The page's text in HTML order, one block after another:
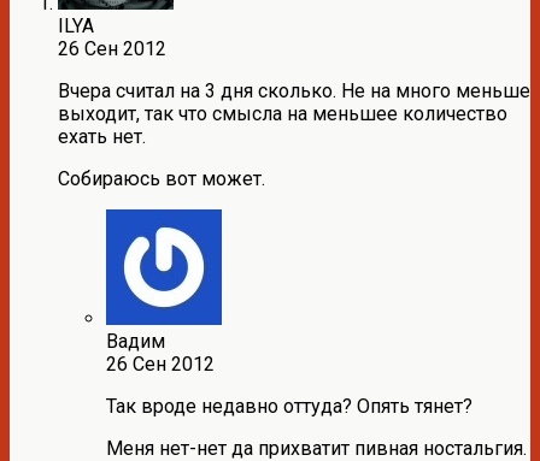
ILYA
26 Сен 2012
Вчера считал на 3 дня сколько. Не на много меньше
выходит, так что смысла на меньшее количество
ехать нет.
Собираюсь вот может.
Вадим
26 Сен 2012
Так вроде недавно оттуда? Опять тянет?
Меня нет-нет да прихватит пивная ностальгия.